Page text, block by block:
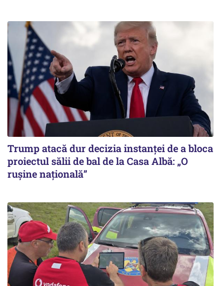
Trump atacă dur decizia instanţei de a bloca
proiectul sălii de bal de la Casa Albă: „O
ruşine naţională”